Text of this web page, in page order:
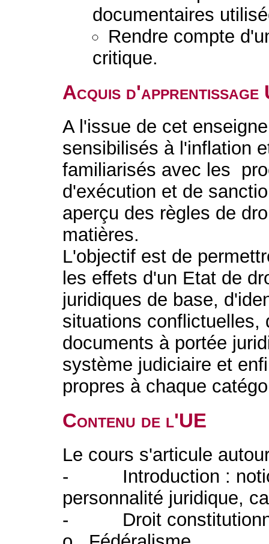
documentaires
Rendre compte
critique.
Acquis d'apprentissage
A l'issue de cet
sensibilisés à l'inflation
familiarisés avec les
d'exécution et de
aperçu des règles de
matières.
L'objectif est de
les effets d'un Etat de
juridiques de base,
situations conflictuelles,
documents à portée
système judiciaire et
propres à chaque
Contenu de l'UE
Le cours s'articule
- Introduction :
personnalité juridique,
- Droit